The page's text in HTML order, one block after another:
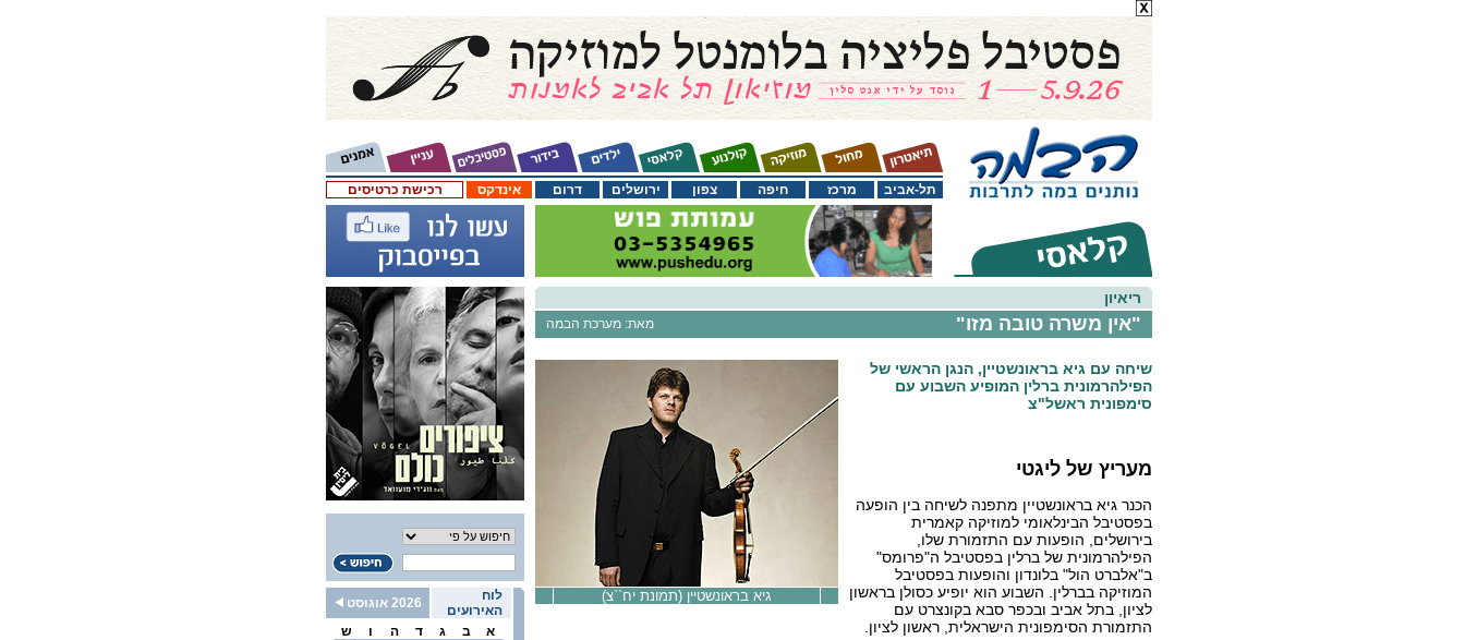
רכישת כרטיסים אינדקס דרום ירושלים צפון חיפה מרכז תל-אביב
לוח
האירועים
2026 אוגוסט
א
ב ג ד ה ו ש
ריאיון
מאת: מערכת הבמה "אין משרה טובה מזו"
גיא בראונשטיין (תמונת יח``צ)
שיחה עם גיא בראונשטיין, הנגן הראשי של
הפילהרמונית ברלין המופיע השבוע עם
סימפונית ראשל"צ
מעריץ של ליגטי
הכנר גיא בראונשטיין מתפנה לשיחה בין הופעה
בפסטיבל הבינלאומי למוזיקה קאמרית
בירושלים, הופעות עם התזמורת שלו,
הפילהרמונית של ברלין בפסטיבל ה"פרומס"
ב"אלברט הול" בלונדון והופעות בפסטיבל
המוזיקה בברלין. השבוע הוא יופיע כסולן בראשון
לציון, בתל אביב ובכפר סבא בקונצרט עם
התזמורת הסימפונית הישראלית, ראשון לציון.